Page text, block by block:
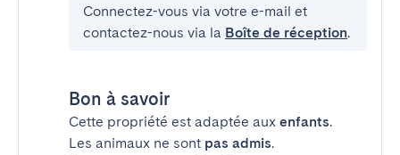
Connectez-vous via votre e-mail et
contactez-nous via la Boîte de réception.
Bon à savoir
Cette propriété est adaptée aux enfants.
Les animaux ne sont pas admis.